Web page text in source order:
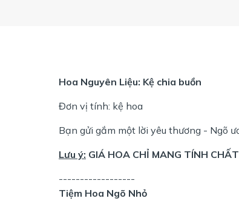
Hoa Nguyên Liệu: Kệ chia buồn
Đơn vị tính: kệ hoa
Bạn gửi gắm một lời yêu thương - Ngõ
Lưu ý: GIÁ HOA CHỈ MANG TÍNH
------------------
Tiệm Hoa Ngõ Nhỏ